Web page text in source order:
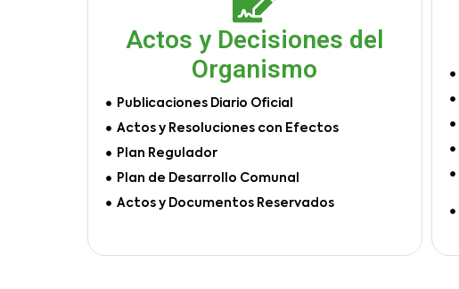
Actos y Decisiones del
Organismo
Publicaciones Diario Oficial
Actos y Resoluciones con Efectos
Plan Regulador
Plan de Desarrollo Comunal
Actos y Documentos Reservados